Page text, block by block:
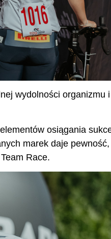
wydolności organizmu i
osiągania
marek daje
Race.